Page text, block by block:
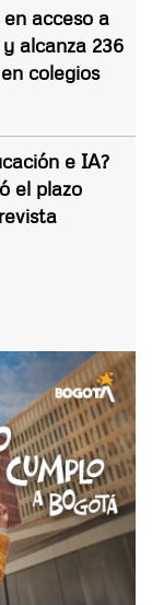
acceso a
alcanza 236
colegios
e IA?
el plazo